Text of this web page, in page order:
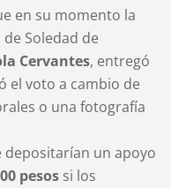
en su momento la
Soledad de
Cervantes, entregó
el voto a cambio de
o una fotografía
depositarían un apoyo
pesossi los